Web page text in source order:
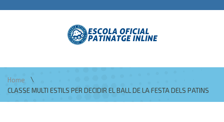
Home
\
CLASSE MULTI ESTILS PER DECIDIR EL BALL DE LA FESTA DELS PATINS